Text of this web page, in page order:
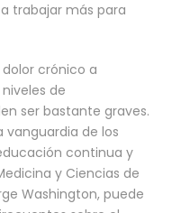
trabajar más para
crónico a
de
ser bastante graves.
vanguardia de los
continua y
y Ciencias de
Washington, puede